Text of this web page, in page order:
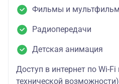
Фильмы и
Радиопередачи
Детская анимация
Доступ в интернет по Wi-
технической